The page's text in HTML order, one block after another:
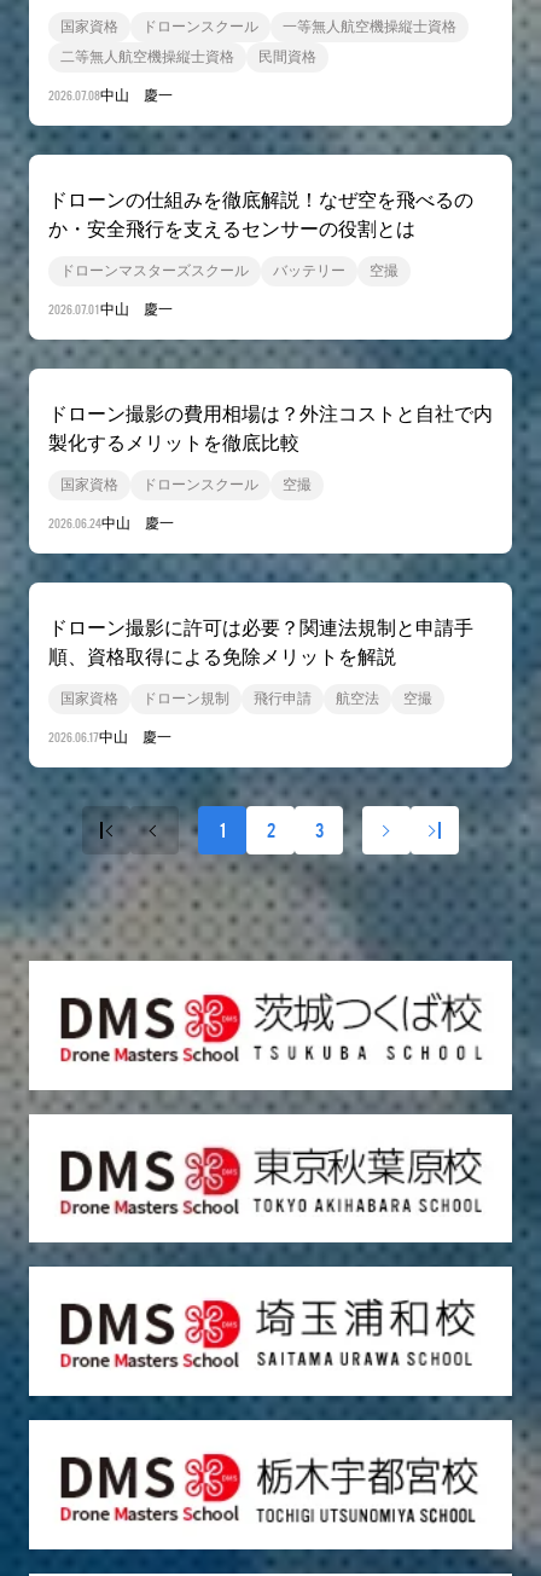
国家資格 ドローンスクール
一等無人航空機操縦士資格
二等無人航空機操縦士資格
民間資格
2026.07.08中山 慶一
ドローンの仕組みを徹底解説！なぜ空を飛べるの
か・安全飛行を支えるセンサーの役割とは
ドローンマスターズスクール バッテリー 空撮
2026.07.01中山 慶一
ドローン撮影の費用相場は？外注コストと自社で内
製化するメリットを徹底比較
国家資格 ドローンスクール 空撮
2026.06.24中山 慶一
ドローン撮影に許可は必要？関連法規制と申請手
順、資格取得による免除メリットを解説
国家資格 ドローン規制 飛行申請 航空法 空撮
2026.06.17中山 慶一
1 2 3